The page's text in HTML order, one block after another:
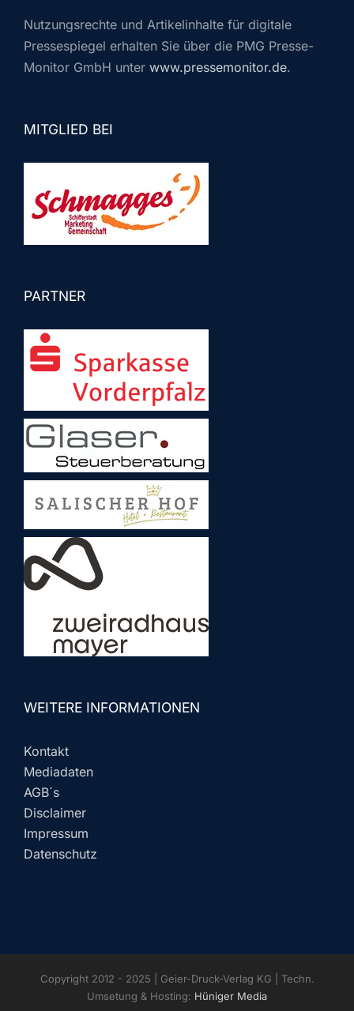
Nutzungsrechte und Artikelinhalte für digitale
Pressespiegel erhalten Sie über die PMG Presse-
Monitor GmbH unter www.pressemonitor.de.
MITGLIED BEI
PARTNER
WEITERE INFORMATIONEN
Kontakt
Mediadaten
AGB´s
Disclaimer
Impressum
Datenschutz
Copyright 2012 - 2025 | Geier-Druck-Verlag KG | Techn.
Umsetung & Hosting: Hüniger Media